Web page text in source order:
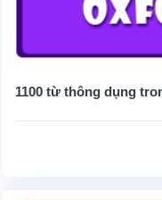
1100 từ thông dụng